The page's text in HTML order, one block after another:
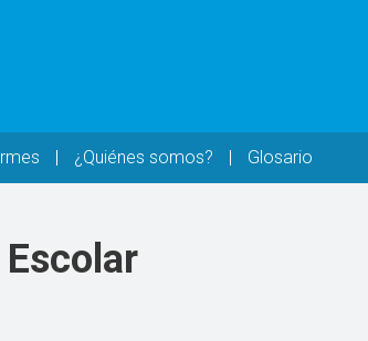
¿Quiénes somos? Glosario